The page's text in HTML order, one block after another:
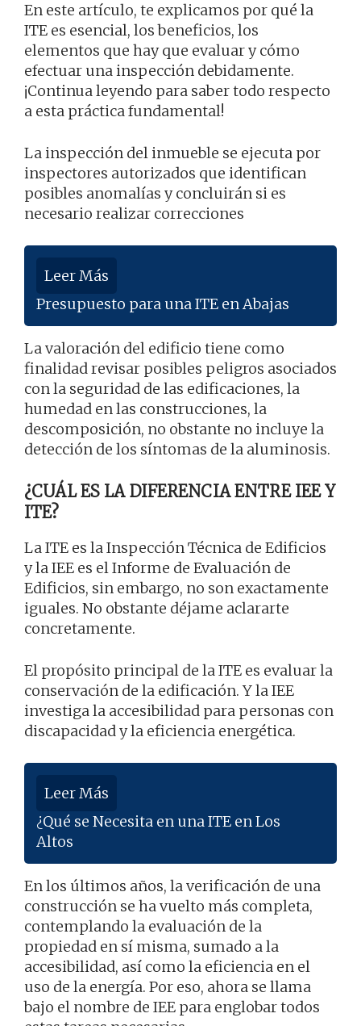
En este artículo, te explicamos por qué la
ITE es esencial, los beneficios, los
elementos que hay que evaluar y cómo
efectuar una inspección debidamente.
¡Continua leyendo para saber todo respecto
a esta práctica fundamental!
La inspección del inmueble se ejecuta por
inspectores autorizados que identifican
posibles anomalías y concluirán si es
necesario realizar correcciones
Leer Más
Presupuesto para una ITE en Abajas
La valoración del edificio tiene como
finalidad revisar posibles peligros asociados
con la seguridad de las edificaciones, la
humedad en las construcciones, la
descomposición, no obstante no incluye la
detección de los síntomas de la aluminosis.
¿CUÁL ES LA DIFERENCIA ENTRE IEE Y
ITE?
La ITE es la Inspección Técnica de Edificios
y la IEE es el Informe de Evaluación de
Edificios, sin embargo, no son exactamente
iguales. No obstante déjame aclararte
concretamente.
El propósito principal de la ITE es evaluar la
conservación de la edificación. Y la IEE
investiga la accesibilidad para personas con
discapacidad y la eficiencia energética.
Leer Más
¿Qué se Necesita en una ITE en Los
Altos
En los últimos años, la verificación de una
construcción se ha vuelto más completa,
contemplando la evaluación de la
propiedad en sí misma, sumado a la
accesibilidad, así como la eficiencia en el
uso de la energía. Por eso, ahora se llama
bajo el nombre de IEE para englobar todos